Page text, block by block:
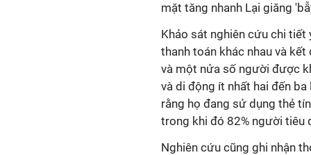
mặt tăng nhanh Lại giăng
Khảo sát nghiên cứu chi
thanh toán khác nhau và
và một nửa số người được
và di động ít nhất hai đến
rằng họ đang sử dụng thẻ
trong khi đó 82% người tiêu
Nghiên cứu cũng ghi nhận